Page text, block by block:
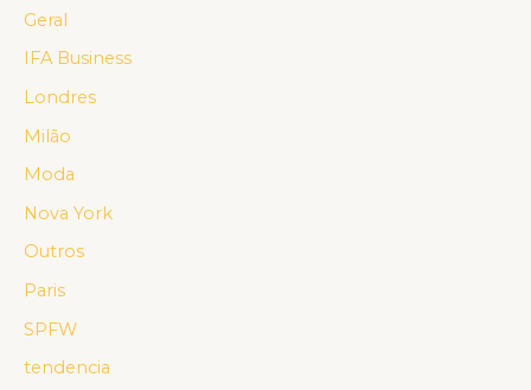
Geral
IFA Business
Londres
Milão
Moda
Nova York
Outros
Paris
SPFW
tendencia